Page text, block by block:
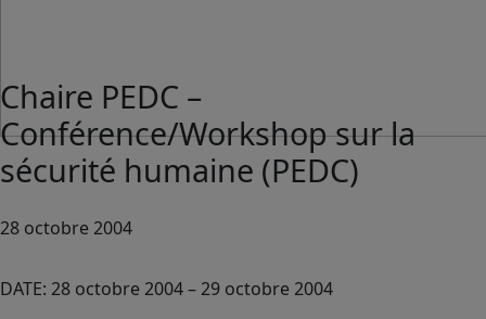
Chaire PEDC –
Conférence/Workshop sur la
sécurité humaine (PEDC)
28 octobre 2004
DATE: 28 octobre 2004 – 29 octobre 2004